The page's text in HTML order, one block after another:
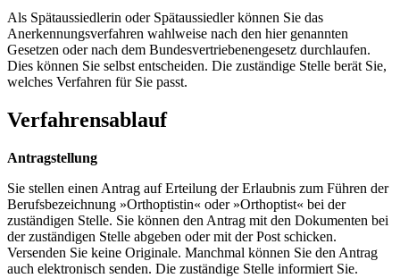
Als Spätaussiedlerin oder Spätaussiedler können Sie das
Anerkennungsverfahren wahlweise nach den hier genannten
Gesetzen oder nach dem Bundesvertriebenengesetz durchlaufen.
Dies können Sie selbst entscheiden. Die zuständige Stelle berät Sie,
welches Verfahren für Sie passt.
Verfahrensablauf
Antragstellung
Sie stellen einen Antrag auf Erteilung der Erlaubnis zum Führen der
Berufsbezeichnung »Orthoptistin« oder »Orthoptist« bei der
zuständigen Stelle. Sie können den Antrag mit den Dokumenten bei
der zuständigen Stelle abgeben oder mit der Post schicken.
Versenden Sie keine Originale. Manchmal können Sie den Antrag
auch elektronisch senden. Die zuständige Stelle informiert Sie.